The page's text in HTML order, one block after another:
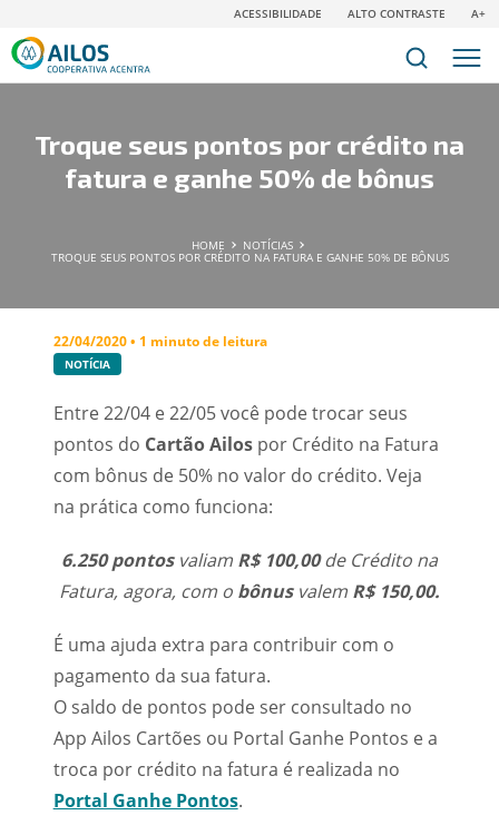
ACESSIBILIDADE ALTO CONTRASTE A+
Troque seus pontos por crédito na
fatura e ganhe 50% de bônus
HOME
NOTÍCIAS
TROQUE SEUS PONTOS POR CRÉDITO NA FATURA E GANHE 50% DE BÔNUS
22/04/2020 • 1 minuto de leitura
NOTÍCIA
Entre 22/04 e 22/05 você pode trocar seus
pontos do Cartão Ailospor Crédito na Fatura
com bônus de 50% no valor do crédito. Veja
na prática como funciona:
6.250 pontosvaliam R$ 100,00de Crédito na
Fatura, agora, com obônusvalem R$ 150,00.
É uma ajuda extra para contribuir com o
pagamento da sua fatura.
O saldo de pontos pode ser consultado no
App Ailos Cartões ou Portal Ganhe Pontos e a
troca por crédito na fatura é realizada no
Portal Ganhe Pontos.